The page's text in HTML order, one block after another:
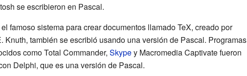
se escribieron en Pascal.
famoso sistema para crear documentos llamado TeX, creado por
Knuth, también se escribió usando una versión de Pascal. Programas
como Total Commander, Skypey Macromedia Captivate fueron
Delphi, que es una versión de Pascal.